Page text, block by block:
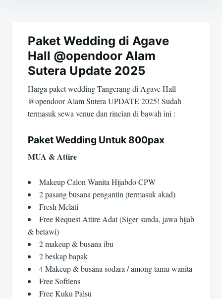
posPaket Wedding di Agave
Hall @opendoor Alam
Sutera Update 2025
Harga paket wedding Tangerang di Agave Hall
@opendoor Alam Sutera UPDATE 2025! Sudah
termasuk sewa venue dan rincian di bawah ini :
Paket Wedding Untuk 800pax
MUA & Attire
Makeup Calon Wanita Hijabdo CPW
2 pasang busana pengantin (termasuk akad)
Fresh Melati
Free Request Attire Adat (Siger sunda, jawa hijab
& betawi)
2 makeup & busana ibu
2 beskap bapak
4 Makeup & busana sodara / among tamu wanita
Free Softlens
Free Kuku Palsu